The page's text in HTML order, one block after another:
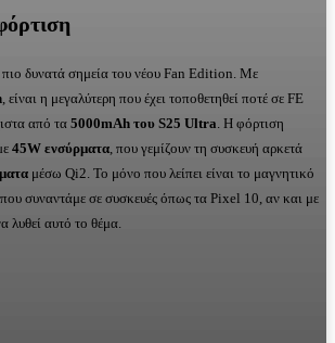
πιο δυνατά σημεία του νέου Fan Edition. Με
, είναι η μεγαλύτερη που έχει τοποθετηθεί ποτέ σε FE
από τα 5000mAh του S25 Ultra. Η φόρτιση
45W ενσύρματα, που γεμίζουν τη συσκευή αρκετά
μέσω Qi2. Το μόνο που λείπει είναι το μαγνητικό
συναντάμε σε συσκευές όπως τα Pixel 10, αν και με
λυθεί αυτό το θέμα.